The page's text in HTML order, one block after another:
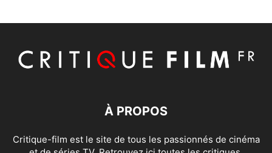
À PROPOS
Critique-film est le site de tous les passionnés de cinéma